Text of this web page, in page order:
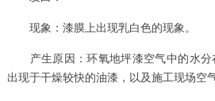
现象：漆膜上出现乳白色的现象。
产生原因：环氧地坪漆空气中的水分
出现于干燥较快的油漆，以及施工现场空